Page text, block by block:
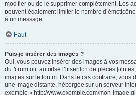
modifier ou de le supprimer complètement. Les
peuvent également limiter le nombre
à un message.
Haut
Puis-je insérer des images ?
Oui, vous pouvez insérer des images à vos
du forum ont autorisé l’insertion de pièces
images sur le forum. Dans le cas contraire, vous
une image distante, hébergée sur un serveur
exemple « http://www.exemple.com/mon-